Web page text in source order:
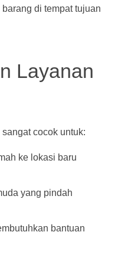
di tempat tujuan
Layanan
cocok untuk:
ke lokasi baru
yang pindah
bantuan